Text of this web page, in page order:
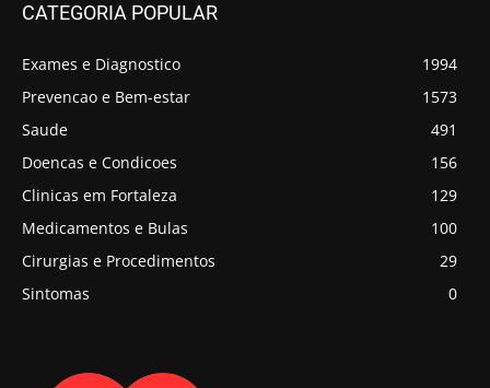
CATEGORIA POPULAR
Exames e Diagnostico
1994
Prevencao e Bem-estar
1573
Saude
491
Doencas e Condicoes
156
Clinicas em Fortaleza
129
Medicamentos e Bulas
100
Cirurgias e Procedimentos
29
Sintomas
0